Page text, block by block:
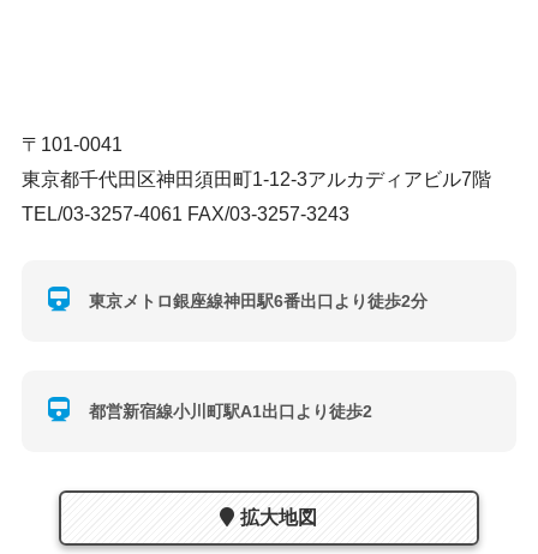
〒101-0041
東京都千代田区神田須田町1-12-3アルカディアビル7階
TEL/03-3257-4061 FAX/03-3257-3243
東京メトロ銀座線神田駅6番出口より徒歩2分
都営新宿線小川町駅A1出口より徒歩2
拡大地図